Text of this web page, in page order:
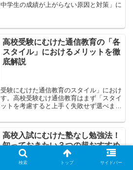
学生の成績が上がらない原因と対策」に
高校受験にむけた通信教育の「各
スタイル」におけるメリットを徹
底解説
験にむけた通信教育のスタイル」におけ
。高校受験むけ通信教育はまず「スタイ
トを考慮すると上手く失敗せず選べま
高校入試にむけた塾なし勉強法！
知っておきたい３つの超おすすめ
検索 トップ サイドバー